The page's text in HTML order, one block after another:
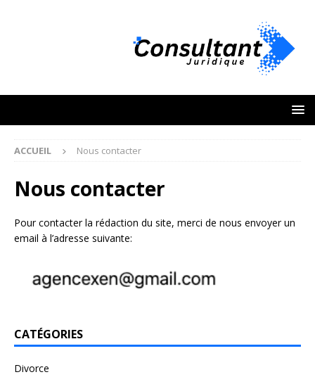
ACCUEIL Nous contacter
Nous contacter
Pour contacter la rédaction du site, merci de nous envoyer un
email à l’adresse suivante:
CATÉGORIES
Divorce